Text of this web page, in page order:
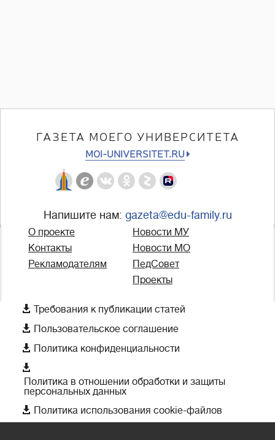
ГАЗЕТА МОЕГО УНИВЕРСИТЕТА
MOI-UNIVERSITET.RU
Напишите нам: gazeta@edu-family.ru
О проекте
Контакты
Рекламодателям
Новости МУ
Новости МО
ПедСовет
Проекты
 Требования к публикации статей
 Пользовательское соглашение
 Политика конфиденциальности

Политика в отношении обработки и защиты
персональных данных
 Политика использования cookie-файлов